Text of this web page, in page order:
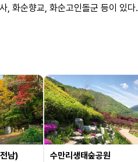
, 화순향교, 화순고인돌군 등이 있다.
남) 수만리생태숲공원